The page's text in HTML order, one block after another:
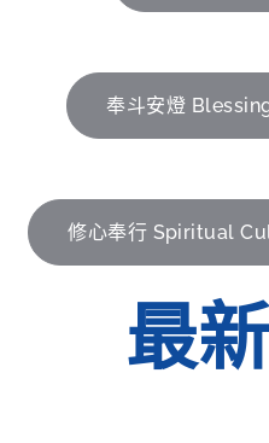
奉斗安燈
修心奉行 Spiritual
最